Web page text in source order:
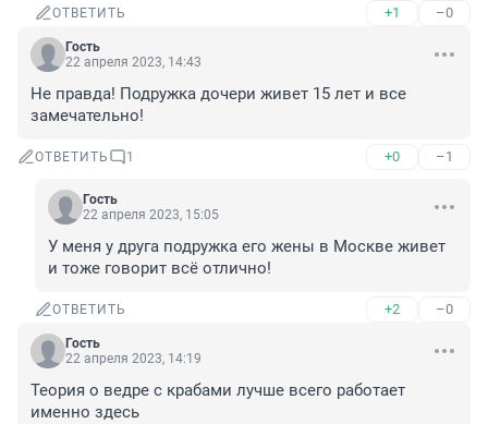
ОТВЕТИТЬ +1 –0
Гость
22 апреля 2023, 14:43
Не правда! Подружка дочери живет 15 лет и все
замечательно!
ОТВЕТИТЬ 1 +0 –1
Гость
22 апреля 2023, 15:05
У меня у друга подружка его жены в Москве живет
и тоже говорит всё отлично!
ОТВЕТИТЬ +2 –0
Гость
22 апреля 2023, 14:19
Теория о ведре с крабами лучше всего работает
именно здесь